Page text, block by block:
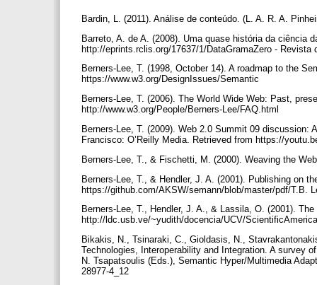
Bardin, L. (2011). Análise de conteúdo. (L. A. R. A.
Barreto, A. de A. (2008). Uma quase história da ciência
http://eprints.rclis.org/17637/1/DataGramaZero -
Berners-Lee, T. (1998, October 14). A roadmap to the
https://www.w3.org/DesignIssues/Semantic
Berners-Lee, T. (2006). The World Wide Web: Past,
http://www.w3.org/People/Berners-Lee/FAQ.html
Berners-Lee, T. (2009). Web 2.0 Summit 09 discussion:
Francisco: O’Reilly Media. Retrieved from https://
Berners-Lee, T., & Fischetti, M. (2000). Weaving the
Berners-Lee, T., & Hendler, J. A. (2001). Publishing on
https://github.com/AKSW/semann/blob/master/pdf/T.B.
Berners-Lee, T., Hendler, J. A., & Lassila, O. (2001).
http://ldc.usb.ve/~yudith/docencia/UCV/
Bikakis, N., Tsinaraki, C., Gioldasis, N.,
Technologies, Interoperability and Integration. A survey
N. Tsapatsoulis (Eds.), Semantic Hyper/Multimedia
28977-4_12